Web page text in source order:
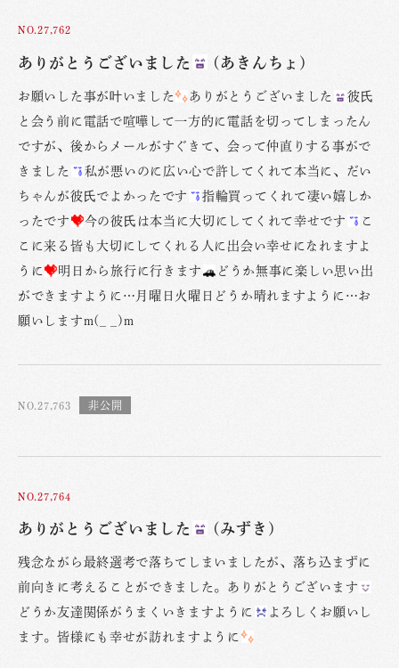
NO.27,762
ありがとうございました (あきんちょ)
お願いした事が叶いました ありがとうございました
彼氏
と会う前に電話で喧嘩して一方的に電話を切ってしまったん
ですが、後からメールがすぐきて、会って仲直りする事がで
きました
私が悪いのに広い心で許してくれて本当に、だい
ちゃんが彼氏でよかったです
指輪買ってくれて凄い嬉しか
ったです
今の彼氏は本当に大切にしてくれて幸せです
こ
こに来る皆も大切にしてくれる人に出会い幸せになれますよ
うに
明日から旅行に行きます
どうか無事に楽しい思い出
ができますように…月曜日火曜日どうか晴れますように…お
願いしますm(_ _)m
NO.27,763
NO.27,764
ありがとうございました (みずき)
残念ながら最終選考で落ちてしまいましたが、落ち込まずに
前向きに考えることができました。ありがとうございます
どうか友達関係がうまくいきますように
よろしくお願いし
ます。皆様にも幸せが訪れますように